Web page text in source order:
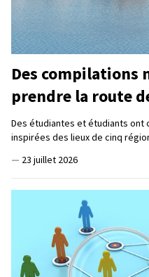
Des compilations
prendre la route
Des étudiantes et étudiants
inspirées des lieux de cinq
— 23 juillet 2026